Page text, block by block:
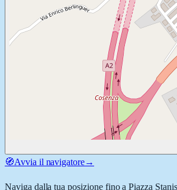
🧭Avvia il navigatore→
Naviga dalla tua posizione fino aPiazza